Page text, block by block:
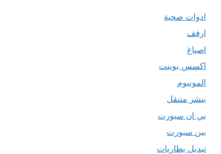
ادوات صحية
ارفف
اصباغ
اكسس بوينت
المونيوم
بنشر متنقل
بي ان سبورت
بين سبورت
تبديل بطاريات